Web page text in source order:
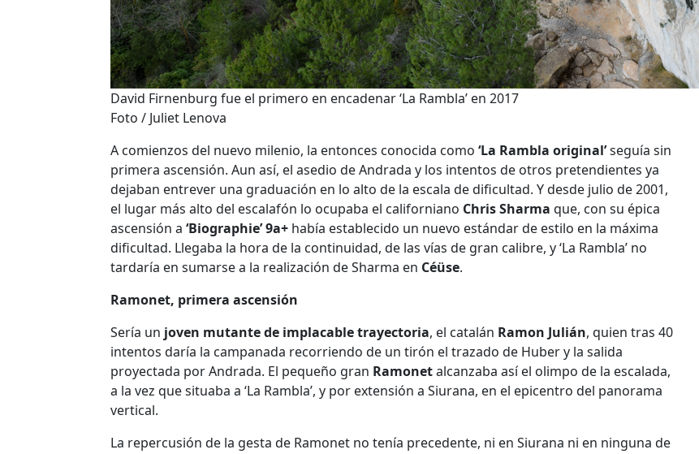
David Firnenburg fue el primero en encadenar ‘La Rambla’ en 2017
Foto / Juliet Lenova
A comienzos del nuevo milenio, la entonces conocida como ‘La Rambla original’seguía sin
primera ascensión. Aun así, el asedio de Andrada y los intentos de otros pretendientes ya
dejaban entrever una graduación en lo alto de la escala de dificultad. Y desde julio de 2001,
el lugar más alto del escalafón lo ocupaba el californiano Chris Sharma que, con su épica
ascensión a ‘Biographie’ 9a+ había establecido un nuevo estándar de estilo en la máxima
dificultad. Llegaba la hora de la continuidad, de las vías de gran calibre, y ‘La Rambla’ no
tardaría en sumarse a la realización de Sharma en Céüse.
Ramonet, primera ascensión
Sería un joven mutante de implacable trayectoria, el catalán Ramon Julián, quien tras 40
intentos daría la campanada recorriendo de un tirón el trazado de Huber y la salida
proyectada por Andrada. El pequeño gran Ramonetalcanzaba así el olimpo de la escalada,
a la vez que situaba a ‘La Rambla’, y por extensión a Siurana, en el epicentro del panorama
vertical.
La repercusión de la gesta de Ramonet no tenía precedente, ni en Siurana ni en ninguna de